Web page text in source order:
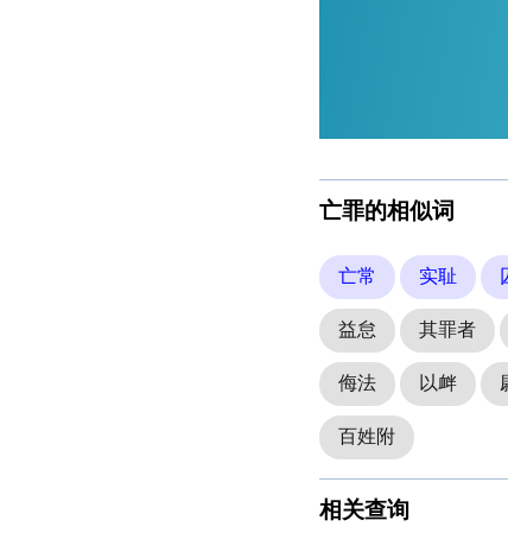
亡罪的相似词
亡常 实耻
益怠 其罪者
侮法 以衅
百姓附
相关查询